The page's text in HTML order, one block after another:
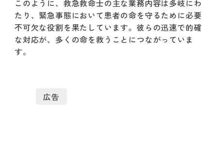
このように、救急救命士の主な業務内容は多岐にわ
たり、緊急事態において患者の命を守るために必要
不可欠な役割を果たしています。彼らの迅速で的確
な対応が、多くの命を救うことにつながっていま
す。
広告